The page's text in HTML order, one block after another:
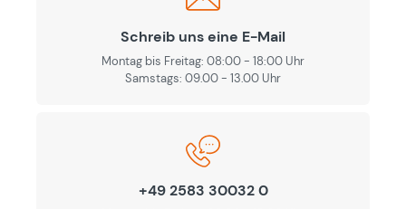
Schreib uns eine E-Mail
Montag bis Freitag: 08:00 - 18:00 Uhr
Samstags: 09.00 - 13.00 Uhr
+49 2583 30032 0